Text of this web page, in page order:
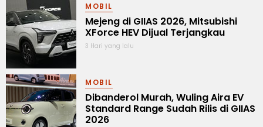
MOBIL
Mejeng di GIIAS 2026, Mitsubishi
XForce HEV Dijual Terjangkau
3 Hari yang lalu
MOBIL
Dibanderol Murah, Wuling Aira EV
Standard Range Sudah Rilis di GIIAS
2026